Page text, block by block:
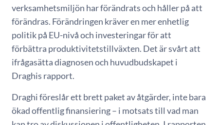
verksamhetsmiljön har förändrats och håller på att
förändras. Förändringen kräver en mer enhetlig
politik på EU-nivå och investeringar för att
förbättra produktivitetstillväxten. Det är svårt att
ifrågasätta diagnosen och huvudbudskapet i
Draghis rapport.
Draghi föreslår ett brett paket av åtgärder, inte bara
ökad offentlig finansiering – i motsats till vad man